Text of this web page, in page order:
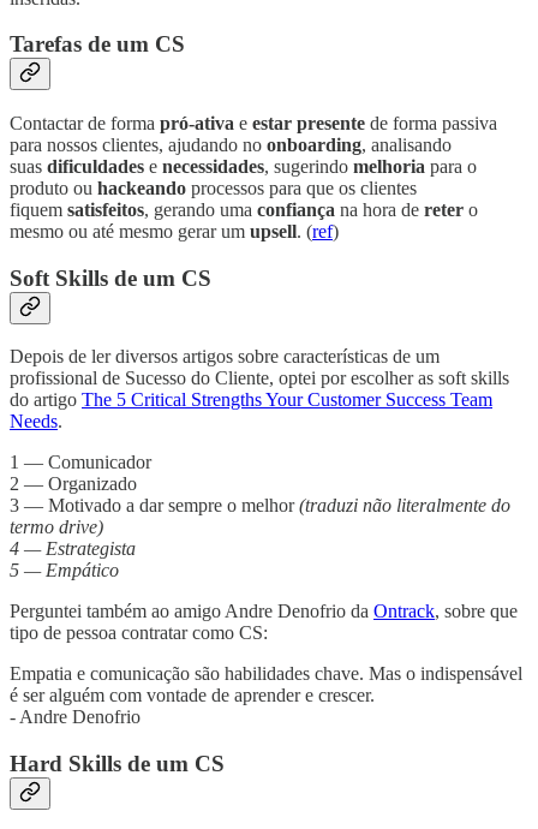
Tarefas de um CS
Contactar de forma pró-ativa e estar presente de forma passiva
para nossos clientes, ajudando no onboarding, analisando
suas dificuldades e necessidades, sugerindo melhoria para o
produto ou hackeando processos para que os clientes
fiquem satisfeitos, gerando uma confiança na hora de reter o
mesmo ou até mesmo gerar um upsell. (ref)
Soft Skills de um CS
Depois de ler diversos artigos sobre características de um
profissional de Sucesso do Cliente, optei por escolher as soft skills
do artigo The 5 Critical Strengths Your Customer Success Team
Needs.
1 — Comunicador
2 — Organizado
3 — Motivado a dar sempre o melhor(traduzi não literalmente do
termo drive)
4 — Estrategista
5 — Empático
Perguntei também ao amigo Andre Denofrio da Ontrack, sobre que
tipo de pessoa contratar como CS:
Empatia e comunicação são habilidades chave. Mas o indispensável
é ser alguém com vontade de aprender e crescer.
- Andre Denofrio
Hard Skills de um CS